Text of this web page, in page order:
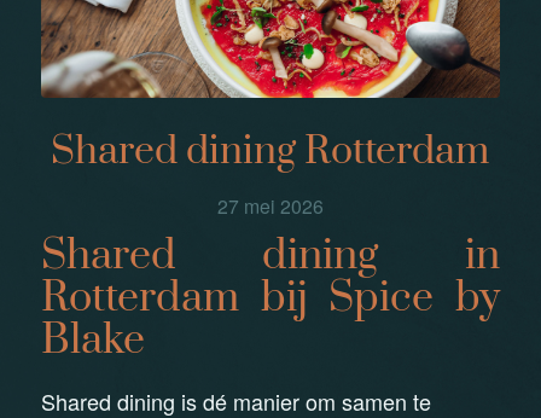
Shared dining Rotterdam
27 mei 2026
Shared dining in
Rotterdam bij Spice by
Blake
Shared dining is dé manier om samen te